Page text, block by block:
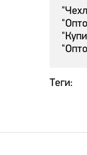
Теги: